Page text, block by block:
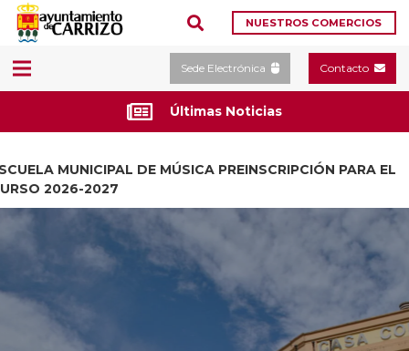
NUESTROS COMERCIOS
Sede Electrónica Contacto
Últimas Noticias
MUNICIPAL DE MÚSICA PREINSCRIPCIÓN PARA EL
2026-2027